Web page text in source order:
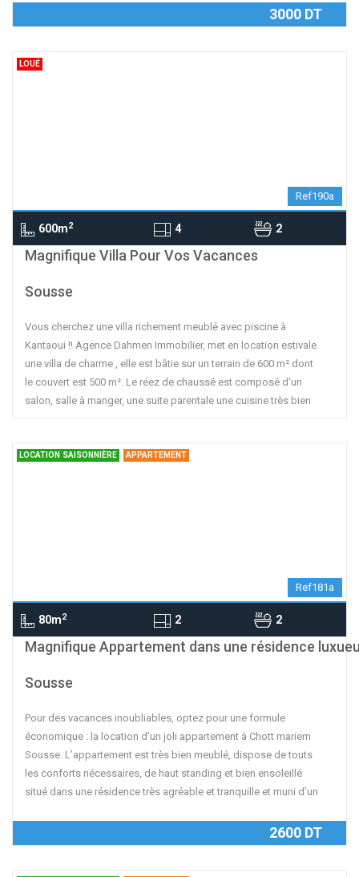
3000 DT
LOUÉ
Ref190a
600m2 4
2
Leaflet
contributors
Magnifique Villa Pour Vos Vacances
Sousse
Vous cherchez une villa richement meublé avec piscine à
Kantaoui !! Agence Dahmen Immobilier, met en location estivale
une villa de charme , elle est bâtie sur un terrain de 600 m² dont
le couvert est 500 m². Le réez de chaussé est composé d'un
salon, salle à manger, une suite parentale une cuisine très bien
LOCATION SAISONNIÈRE APPARTEMENT
Ref181a
80m2 2
2
Leaflet
contributors
Magnifique Appartement dans une résidence
Sousse
Pour des vacances inoubliables, optez pour une formule
économique : la location d’un joli appartement à Chott mariem
Sousse. L’appartement est très bien meublé, dispose de touts
les conforts nécessaires, de haut standing et bien ensoleillé
situé dans une résidence très agréable et tranquille et muni d’un
2600 DT